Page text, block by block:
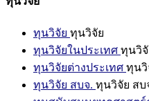
ทุนวิจัย ทุนวิจัย
ทุนวิจัยในประเทศ ทุนวิจั
ทุนวิจัยต่างประเทศ ทุนวิ
ทุนวิจัย สบจ. ทุนวิจัย สบ